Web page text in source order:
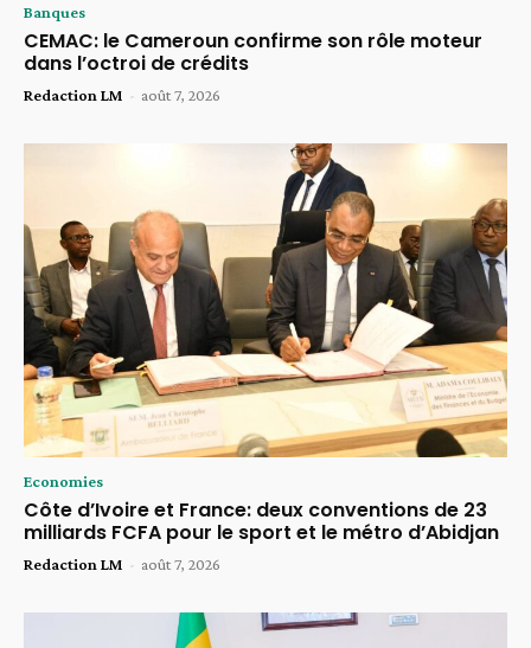
Banques
CEMAC: le Cameroun confirme son rôle moteur
dans l’octroi de crédits
Redaction LM - août 7, 2026
Economies
Côte d’Ivoire et France: deux conventions de 23
milliards FCFA pour le sport et le métro d’Abidjan
Redaction LM - août 7, 2026